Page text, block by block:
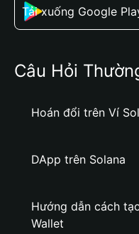
Tải xuống Google
Câu Hỏi
Hoán đổi trên Ví
DApp trên Solana
Hướng dẫn cách
Wallet